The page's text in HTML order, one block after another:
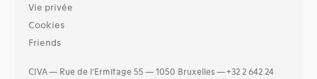
Vie privée
Cookies
Friends
CIVA — Rue de l’Ermitage 55 — 1050 Bruxelles — +32 2 642 24